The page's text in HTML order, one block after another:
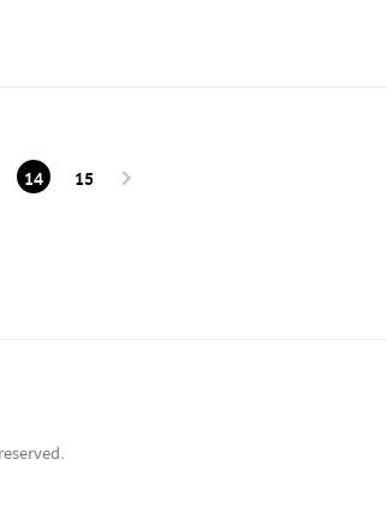
행 이체한도 증액·변경 ⊙ 1. 이체한도 금액 알아보
14 15